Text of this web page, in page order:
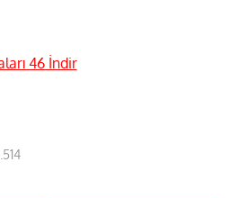
46 İndir